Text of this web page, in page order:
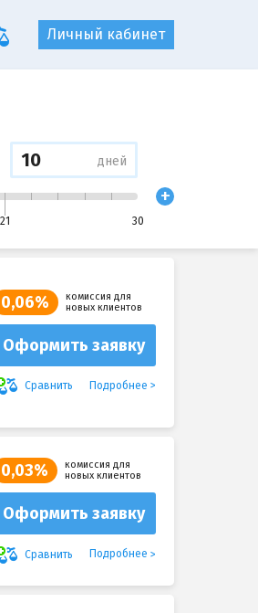
дней
21 30
+
0,06%
комиссия для
новых клиентов
Оформить заявку
Сравнить Подробнее
0,03%
комиссия для
новых клиентов
Оформить заявку
Сравнить Подробнее
Личный кабинет